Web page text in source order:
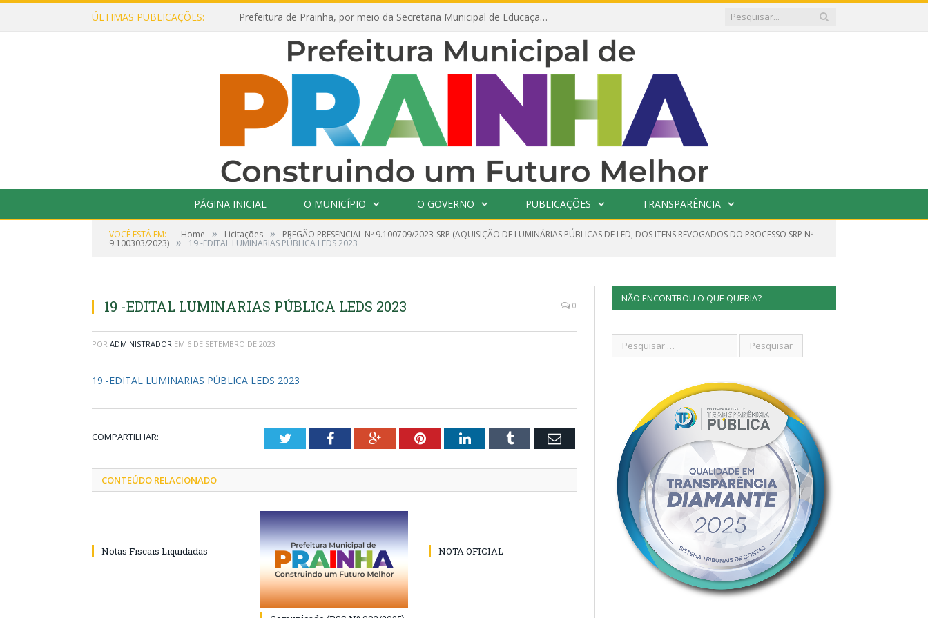
ÚLTIMAS PUBLICAÇÕES: Prefeitura de Prainha, por meio da Secretaria Municipal de Educação, abre 354 vagas na área da Educação para 2025 com processo seletivo simplificado
PÁGINA INICIAL O MUNICÍPIO O GOVERNO PUBLICAÇÕES TRANSPARÊNCIA
VOCÊ ESTÁ EM: Home » Licitações » PREGÃO PRESENCIAL Nº 9.100709/2023-SRP (AQUISIÇÃO DE LUMINÁRIAS PÚBLICAS DE LED, DOS ITENS REVOGADOS DO PROCESSO SRP Nº
9.100303/2023) » 19 -EDITAL LUMINARIAS PÚBLICA LEDS 2023
19 -EDITAL LUMINARIAS PÚBLICA LEDS 2023 0
POR ADMINISTRADOR EM 6 DE SETEMBRO DE 2023
19 -EDITAL LUMINARIAS PÚBLICA LEDS 2023
COMPARTILHAR: TwitterFacebookGoogle+PinterestLinkedInTumblr Email
CONTEÚDO RELACIONADO
Notas Fiscais Liquidadas NOTA OFICIAL
NÃO ENCONTROU O QUE QUERIA?